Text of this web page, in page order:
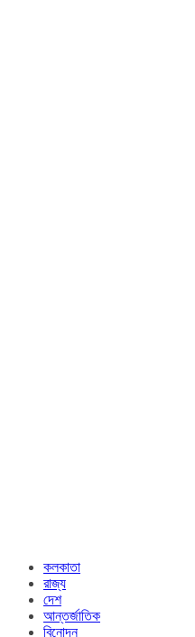
কলকাতা
রাজ্য​
দেশ
আন্তর্জাতিক
বিনোদন